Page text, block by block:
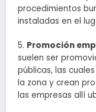
procedimientos
instaladas en el
5. Promoción
suelen ser
públicas, las
la zona y crean
las empresas allí